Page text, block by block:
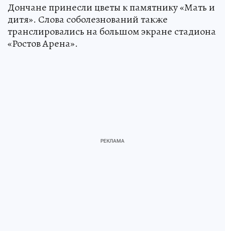
Дончане принесли цветы к памятнику «Мать и
дитя». Слова соболезнований также
транслировались на большом экране стадиона
«Ростов Арена».